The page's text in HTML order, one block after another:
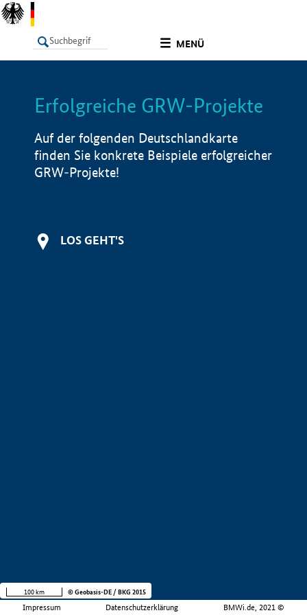
MENÜ
LISTE Info
Erfolgreiche GRW-Projekte
Auf der folgenden Deutschlandkarte
finden Sie konkrete Beispiele erfolgreicher
GRW-Projekte!
LOS GEHT'S
Impressum Datenschutzerklärung BMWi.de, 2021 ©
100 km © Geobasis-DE / BKG 2015